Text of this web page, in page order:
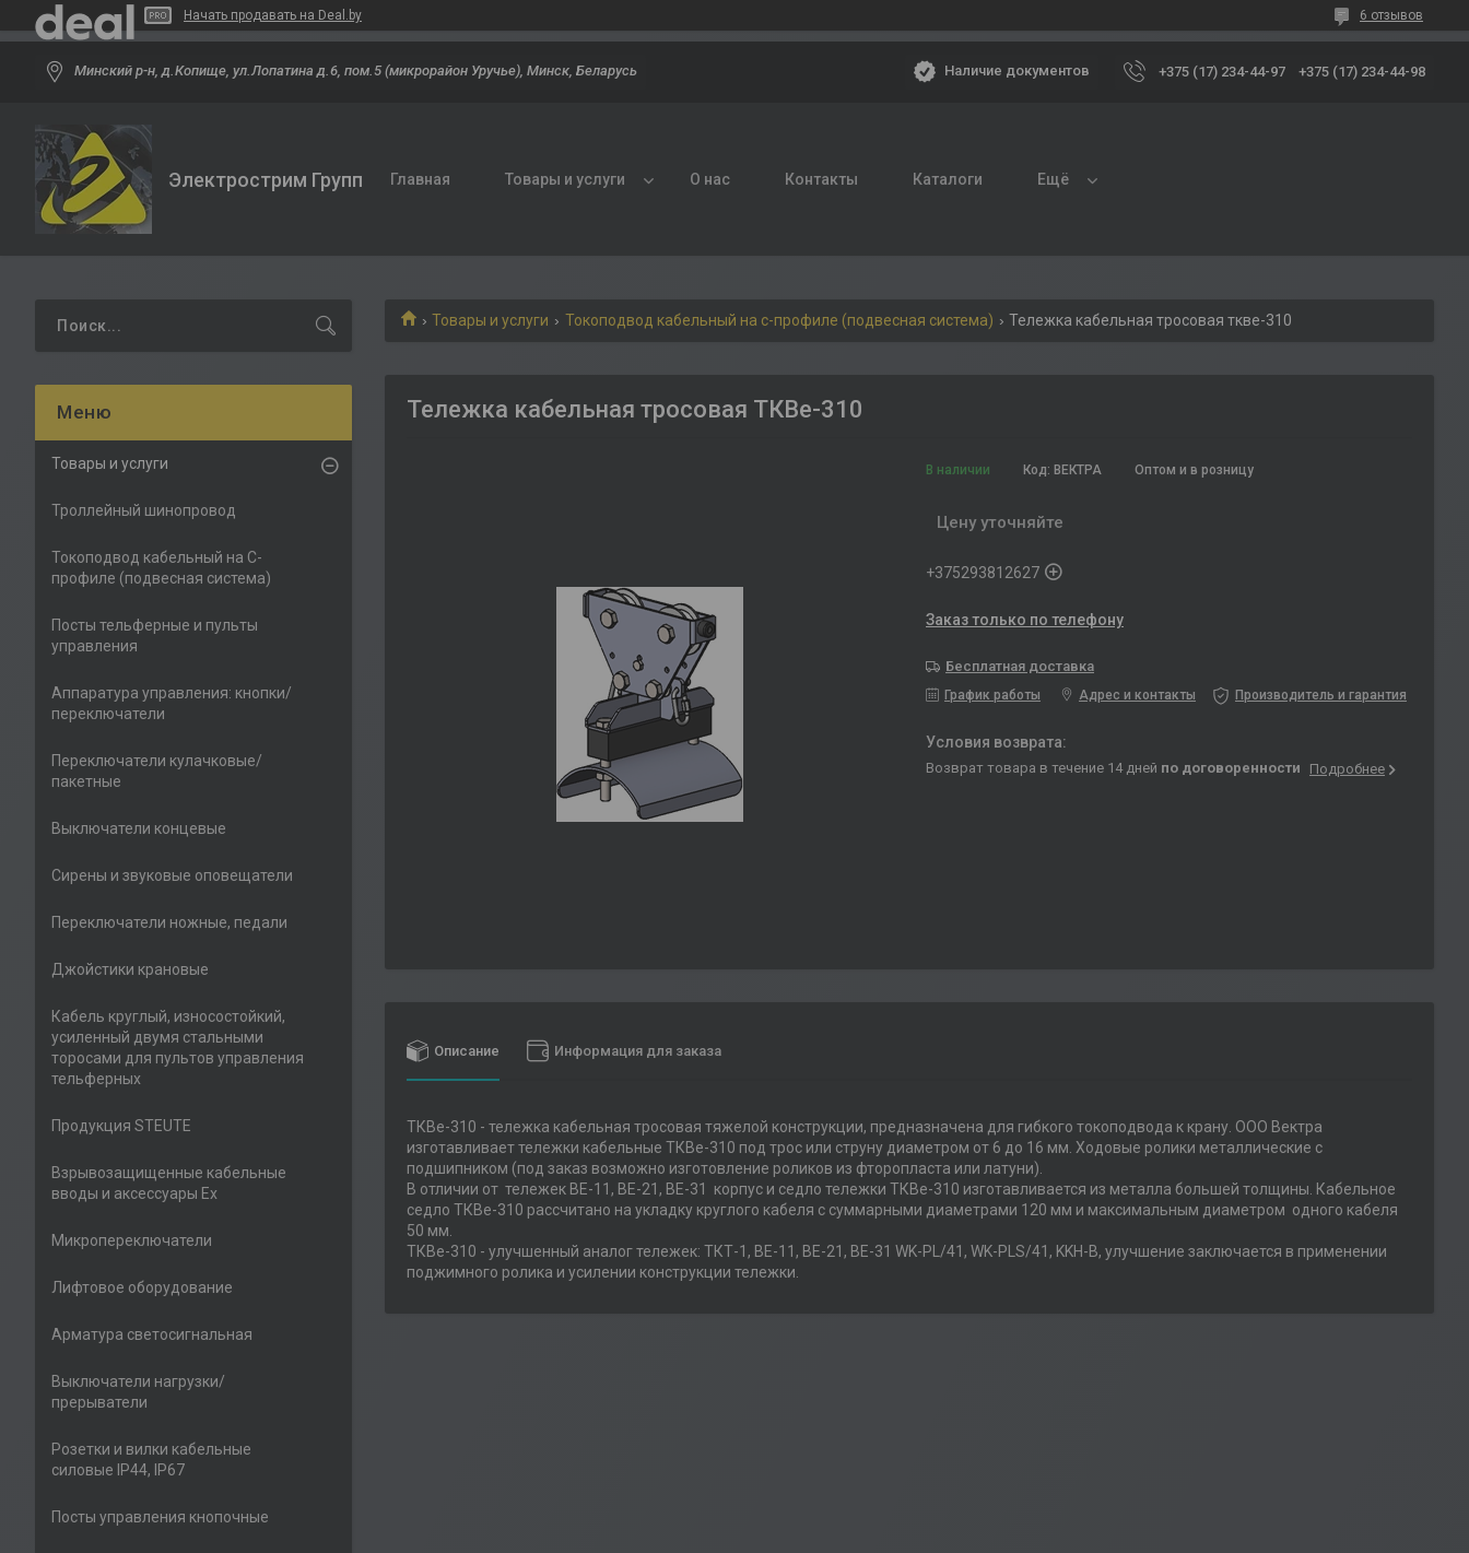
Начать продавать на Deal.by 6 отзывов
Минский р-н, д.Копище, ул.Лопатина д.6, пом.5 (микрорайон Уручье), Минск, Беларусь Наличие документов +375 (17) 234-44-97 +375 (17) 234-44-98
Электрострим Групп Главная Товары и услуги О нас Контакты Каталоги Ещё
Товары и услуги Токоподвод кабельный на с-профиле (подвесная система) Тележка кабельная тросовая ткве-310
Тележка кабельная тросовая ТКВе-310
В наличии Оптом и в розницу
Код: ВЕКТРА
Цену уточняйте
+375293812627
Заказ только по телефону
Бесплатная доставка
График работы Адрес и контакты Производитель и гарантия
возврат товара в течение 14 дней по договоренности Подробнее
Описание Информация для заказа
ТКВе-310 - тележка кабельная тросовая тяжелой конструкции, предназначена для гибкого токоподвода к крану. ООО Вектра
изготавливает тележки кабельные ТКВе-310 под трос или струну диаметром от 6 до 16 мм. Ходовые ролики металлические с
подшипником (под заказ возможно изготовление роликов из фторопласта или латуни).
В отличии от тележек ВЕ-11, ВЕ-21, ВЕ-31 корпус и седло тележки ТКВе-310 изготавливается из металла большей толщины. Кабельное
седло ТКВе-310 рассчитано на укладку круглого кабеля с суммарными диаметрами 120 мм и максимальным диаметром одного кабеля
50 мм.
ТКВе-310 - улучшенный аналог тележек: ТКТ-1, ВЕ-11, ВЕ-21, ВЕ-31 WK-PL/41, WK-PLS/41, KKH-B, улучшение заключается в применении
поджимного ролика и усилении конструкции тележки.
Товары и услуги
Троллейный шинопровод
Токоподвод кабельный на С-
профиле (подвесная система)
Посты тельферные и пульты
управления
Аппаратура управления: кнопки/
переключатели
Переключатели кулачковые/
пакетные
Выключатели концевые
Сирены и звуковые оповещатели
Переключатели ножные, педали
Джойстики крановые
Кабель круглый, износостойкий,
усиленный двумя стальными
торосами для пультов управления
тельферных
Продукция STEUTE
Взрывозащищенные кабельные
вводы и аксессуары Ex
Микропереключатели
Лифтовое оборудование
Арматура светосигнальная
Выключатели нагрузки/
прерыватели
Розетки и вилки кабельные
силовые IP44, IP67
Посты управления кнопочные